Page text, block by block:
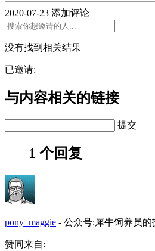
2020-07-23 添加评论
没有找到相关结果
已邀请:
与内容相关的链接
提交
1 个回复
pony_maggie - 公众号:犀牛饲养员的
赞同来自: